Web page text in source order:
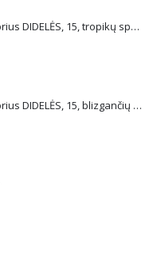
Plus Plus konstruktorius DIDELĖS, 15, tropikų spalvos
Plus Plus konstruktorius DIDELĖS, 15, blizgančių spalvų